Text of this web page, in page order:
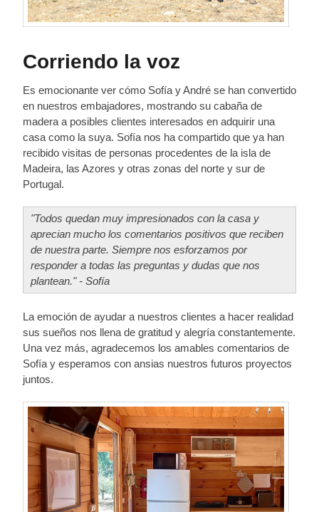
Corriendo la voz
Es emocionante ver cómo Sofía y André se han convertido
en nuestros embajadores, mostrando su cabaña de
madera a posibles clientes interesados en adquirir una
casa como la suya. Sofía nos ha compartido que ya han
recibido visitas de personas procedentes de la isla de
Madeira, las Azores y otras zonas del norte y sur de
Portugal.
"Todos quedan muy impresionados con la casa y
aprecian mucho los comentarios positivos que reciben
de nuestra parte. Siempre nos esforzamos por
responder a todas las preguntas y dudas que nos
plantean." - Sofía
La emoción de ayudar a nuestros clientes a hacer realidad
sus sueños nos llena de gratitud y alegría constantemente.
Una vez más, agradecemos los amables comentarios de
Sofía y esperamos con ansias nuestros futuros proyectos
juntos.